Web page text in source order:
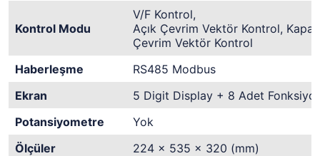
Kontrol Modu
V/F Kontrol,
Açık Çevrim Vektör Kontrol, Kapalı
Çevrim Vektör Kontrol
Haberleşme
RS485 Modbus
Ekran
5 Digit Display + 8 Adet
Potansiyometre
Yok
Ölçüler
224 x 535 x 320 (mm)